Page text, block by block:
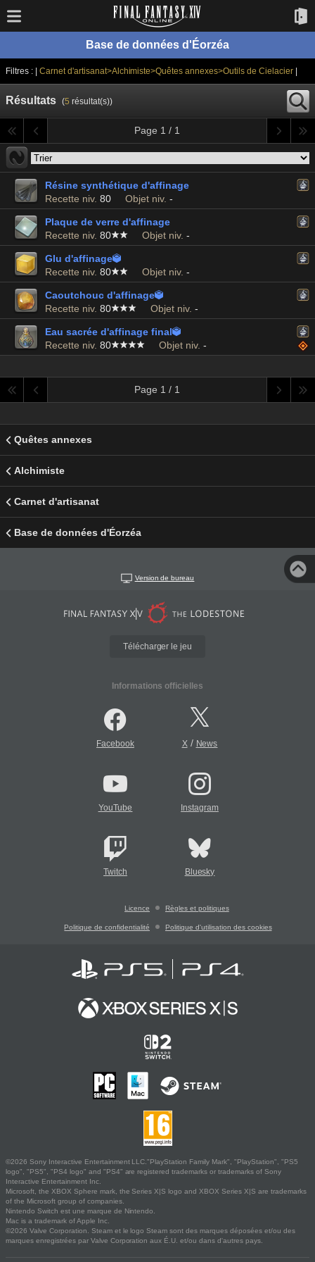
Base de données d'Éorzéa
Filtres : | Carnet d'artisanat>Alchimiste>Quêtes annexes>Outils de Cielacier|
Résultats (5 résultat(s))
Page 1 / 1
Résine synthétique d'affinage
Recette niv. 80 Objet niv. -
Plaque de verre d'affinage
Recette niv. 80 Objet niv. -
Glu d'affinage
Recette niv. 80 Objet niv. -
Caoutchouc d'affinage
Recette niv. 80 Objet niv. -
Eau sacrée d'affinage final
Recette niv. 80 Objet niv. -
Page 1 / 1
Quêtes annexes
Alchimiste
Carnet d'artisanat
Base de données d'Éorzéa
Version de bureau
Télécharger le jeu
Informations officielles
Facebook X/ News
YouTube Instagram
Twitch Bluesky
Licence Règles et politiques
Politique de confidentialité Politique d'utilisation des cookies
©2026 Sony Interactive Entertainment LLC."PlayStation Family Mark", "PlayStation", "PS5
logo", "PS5", "PS4 logo" and "PS4" are registered trademarks or trademarks of Sony
Interactive Entertainment Inc.
Microsoft, the XBOX Sphere mark, the Series X|S logo and XBOX Series X|S are trademarks
of the Microsoft group of companies.
Nintendo Switch est une marque de Nintendo.
Mac is a trademark of Apple Inc.
©2026 Valve Corporation. Steam et le logo Steam sont des marques déposées et/ou des
marques enregistrées par Valve Corporation aux É.U. et/ou dans d'autres pays.